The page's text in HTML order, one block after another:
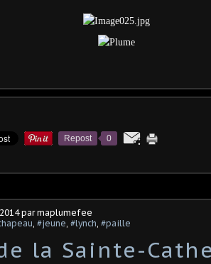
Repost 0
par maplumefee
#jeune #lynch #paille
la Sainte-